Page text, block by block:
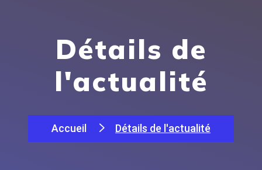
Détails de
l'actualité
Accueil Détails de l'actualité